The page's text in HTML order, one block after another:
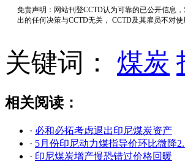
免责声明：网站刊登CCTD认为可靠的已公开信息
出的任何决策与CCTD无关， CCTD及其雇员不对
关键词： 煤炭
相关阅读：
· 必和必拓考虑退出印尼煤炭资产
· 5月份印尼动力煤指导价环比微降
· 印尼煤炭增产慢恐错过价格回暖